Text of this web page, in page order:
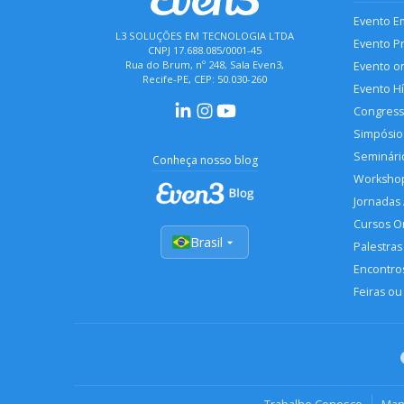
L3 SOLUÇÕES EM TECNOLOGIA LTDA
CNPJ 17.688.085/0001-45
Rua do Brum, nº 248, Sala Even3,
Recife-PE, CEP: 50.030-260
Conheça nosso blog
Brasil
Evento
Evento
Evento
Evento
Simpósio
Cursos
Palestras
Feiras